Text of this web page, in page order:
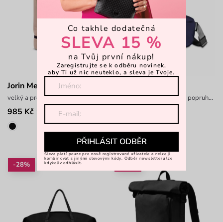
Jorin Men Beige
velký a prostorný batoh
985 Kč 1 790 Kč
ledvinka s nastavitelným popruhem
-28%
Co takhle dodatečná
SLEVA 15 %
na Tvůj první nákup!
Zaregistrujte se k odběru novinek,
aby Ti už nic neuteklo, a sleva je Tvoje.
PŘIHLÁSIT ODBĚR
Sleva platí pouze pro nově registrované uživatele a nelze ji
kombinovat s jinými slevovými kódy. Odběr newsletteru lze
kdykoliv odhlásit.